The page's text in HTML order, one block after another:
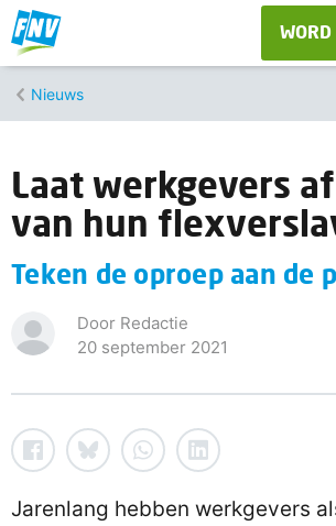
WORD
Nieuws
Laat werkgevers
van hun
Teken de oproep aan de
Door Redactie
20 september 2021
Jarenlang hebben werkgevers